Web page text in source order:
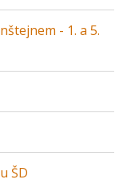
- 1. a 5.
ŠD